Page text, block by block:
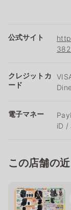
公式サイト
クレジットカ
ード
電子マネー
iD /
この店舗の